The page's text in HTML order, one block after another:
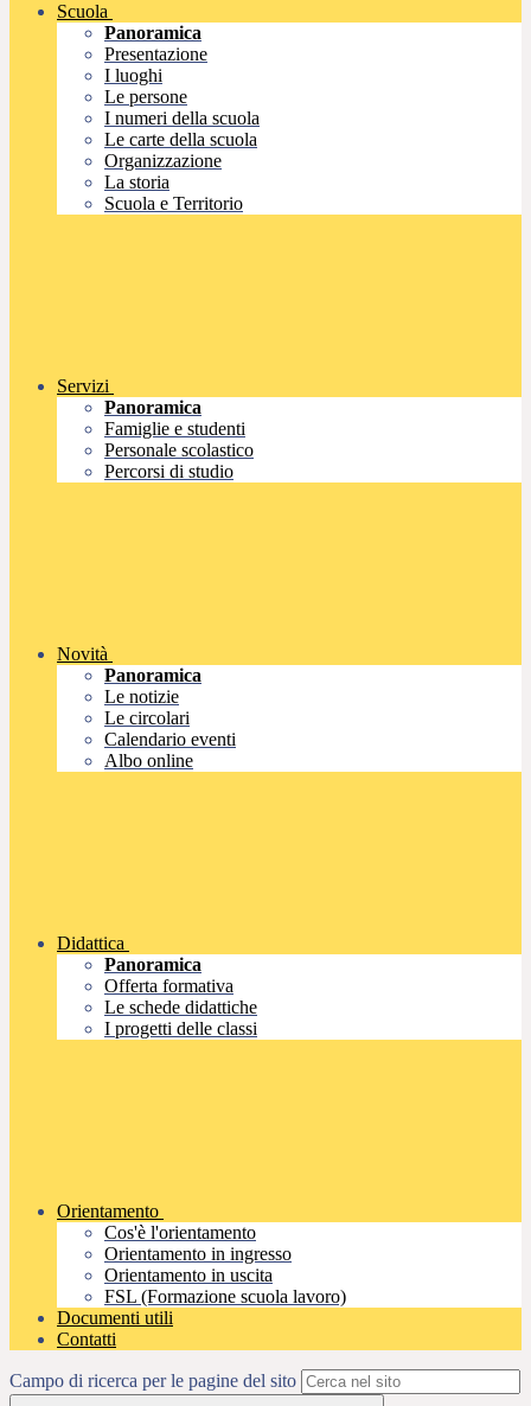
Scuola
Panoramica
Presentazione
I luoghi
Le persone
I numeri della scuola
Le carte della scuola
Organizzazione
La storia
Scuola e Territorio
Servizi
Panoramica
Famiglie e studenti
Personale scolastico
Percorsi di studio
Novità
Panoramica
Le notizie
Le circolari
Calendario eventi
Albo online
Didattica
Panoramica
Offerta formativa
Le schede didattiche
I progetti delle classi
Orientamento
Cos'è l'orientamento
Orientamento in ingresso
Orientamento in uscita
FSL (Formazione scuola lavoro)
Documenti utili
Contatti
Campo di ricerca per le pagine del sito